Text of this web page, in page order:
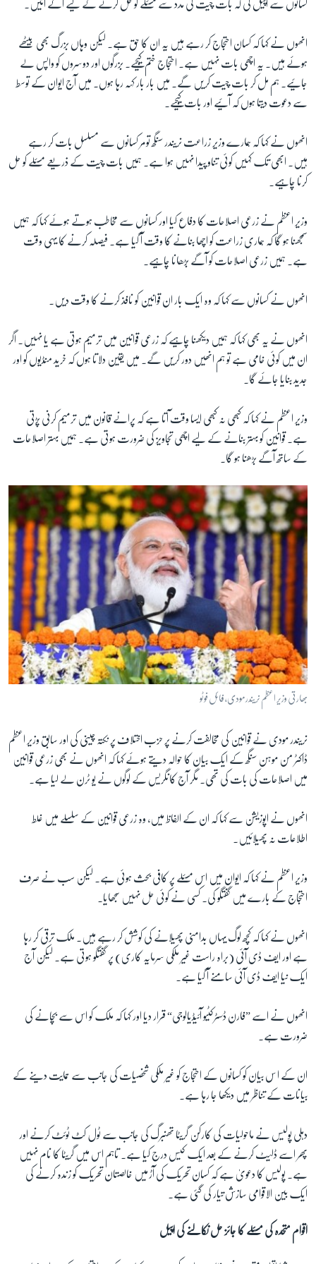
زبان
کسانوں سے اپیل کی کہ بات چیت کی مدد سے مسئلے کو حل کرنے کے لیے آگے آئیں۔
انھوں نے کہا کہ کسان احتجاج کر رہے ہیں یہ ان کا حق ہے۔ لیکن وہاں بزرگ بھی بیٹھے
ہوئے ہیں۔ یہ اچھی بات نہیں ہے۔ احتجاج ختم کیجیے۔ بزرگوں اور دوسروں کو واپس لے
جائیے۔ ہم مل کر بات چیت کریں گے۔ میں بار بار کہہ رہا ہوں۔ میں آج ایوان کے توسط
سے دعوت دیتا ہوں کہ آئیے اور بات کیجیے۔
انھوں نے کہا کہ ہمارے وزیر زراعت نریندر سنگھ تومر کسانوں سے مسلسل بات کر رہے
ہیں۔ ابھی تک کہیں کوئی تناو پیدا نہیں ہوا ہے۔ ہمیں بات چیت کے ذریعے مسئلے کو حل
کرنا چاہیے۔
وزیر اعظم نے زرعی اصلاحات کا دفاع کیا اور کسانوں سے مخاطب ہوتے ہوئے کہا کہ ہمیں
سمجھنا ہو گا کہ ہماری زراعت کو اچھا بنانے کا وقت آ گیا ہے۔ فیصلہ کرنے کا یہی وقت
ہے۔ ہمیں زرعی اصلاحات کو آگے بڑھانا چاہیے۔
انھوں نے کسانوں سے کہا کہ وہ ایک بار ان قوانین کو نافذ کرنے کا وقت دیں۔
انھوں نے یہ بھی کہا کہ ہمیں دیکھنا چاہیے کہ زرعی قوانین میں ترمیم ہوتی ہے یا نہیں۔ اگر
ان میں کوئی خامی ہے تو ہم انھیں دور کریں گے۔ میں یقین دلاتا ہوں کہ خرید منڈیوں کو اور
جدید بنایا جائے گا۔
وزیر اعظم نے کہا کہ کبھی نہ کبھی ایسا وقت آتا ہے کہ پرانے قانون میں ترمیم کرنی پڑتی
ہے۔ قوانین کو بہتر بنانے کے لیے اچھی تجاویز کی ضرورت ہوتی ہے۔ ہمیں بہتر اصلاحات
کے ساتھ آگے بڑھنا ہو گا۔
بھارتی وزیر اعظم نریندر مودی، فائل فوٹو
نریندر مودی نے قوانین کی مخالفت کرنے پر حزب اختلاف پر نکتہ چینی کی اور سابق وزیر اعظم
ڈاکٹر من موہن سنگھ کے ایک بیان کا حوالہ دیتے ہوئے کہا کہ انھوں نے بھی زرعی قوانین
میں اصلاحات کی بات کی تھی۔ مگر آج کانگریس کے لوگوں نے یو ٹرن لے لیا ہے۔
انھوں نے اپوزیشن سے کہا کہ ان کے الفاظ میں، وہ زرعی قوانین کے سلسلے میں غلط
اطلاعات نہ پھیلائیں۔
وزیر اعظم نے کہا کہ ایوان میں اس مسئلے پر کافی بحث ہوئی ہے۔ لیکن سب نے صرف
احتجاج کے بارے میں گفتگو کی۔ کسی نے کوئی حل نہیں سجھایا۔
انھوں نے کہا کہ کچھ لوگ یہاں بدامنی پھیلانے کی کوشش کر رہے ہیں۔ ملک ترقی کر رہا
ہے اور ایف ڈی آئی (براہ راست غیر ملکی سرمایہ کاری) پر گفتگو ہوتی ہے۔ لیکن آج
ایک نیا ایف ڈی آئی سامنے آ گیا ہے۔
انھوں نے اسے ”فارن ڈسٹرکٹیو آئیڈیالوجی“ قرار دیا اور کہا کہ ملک کو اس سے بچانے کی
ضرورت ہے۔
ان کے ا س بیان کو کسانوں کے احتجاج کو غیر ملکی شخصیات کی جانب سے حمایت دینے کے
بیانات کے تناظر میں دیکھا جا رہا ہے۔
دہلی پولیس نے ماحولیات کی کارکن گریٹا تھنبرگ کی جانب سے ٹول کٹ ٹوئٹ کرنے اور
پھر اسے ڈلیٹ کرنے کے بعد ایک کیس درج کیا ہے۔ تاہم اس میں گریٹا کا نام نہیں
ہے۔ پولیس کا دعویٰ ہے کہ کسان تحریک کی آڑ میں خالصتان تحریک کو زندہ کرنے کی
ایک بین الاقوامی سازش تیار کی گئی ہے۔
اقوام متحدہ کی مسئلے کا جائز حل نکالنے کی اپیل